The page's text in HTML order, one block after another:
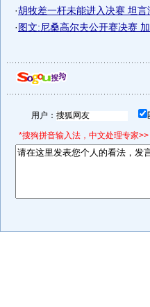
·胡牧差一杆未能进入决赛 坦言
·图文:尼桑高尔夫公开赛决赛
用户：
*搜狗拼音输入法，中文处理专家>>